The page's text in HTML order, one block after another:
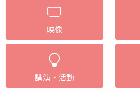
映像
講演・活動